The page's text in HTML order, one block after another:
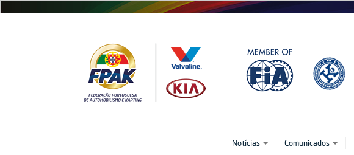
Notícias Comunicados